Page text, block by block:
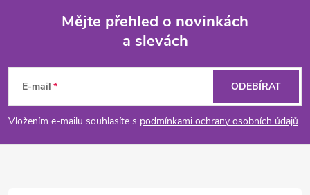
p
a
Mějte přehled o novinkách
a slevách
E-mail
Vložením e-mailu souhlasíte s podmínkami ochrany osobních údajů
ODEBÍRAT